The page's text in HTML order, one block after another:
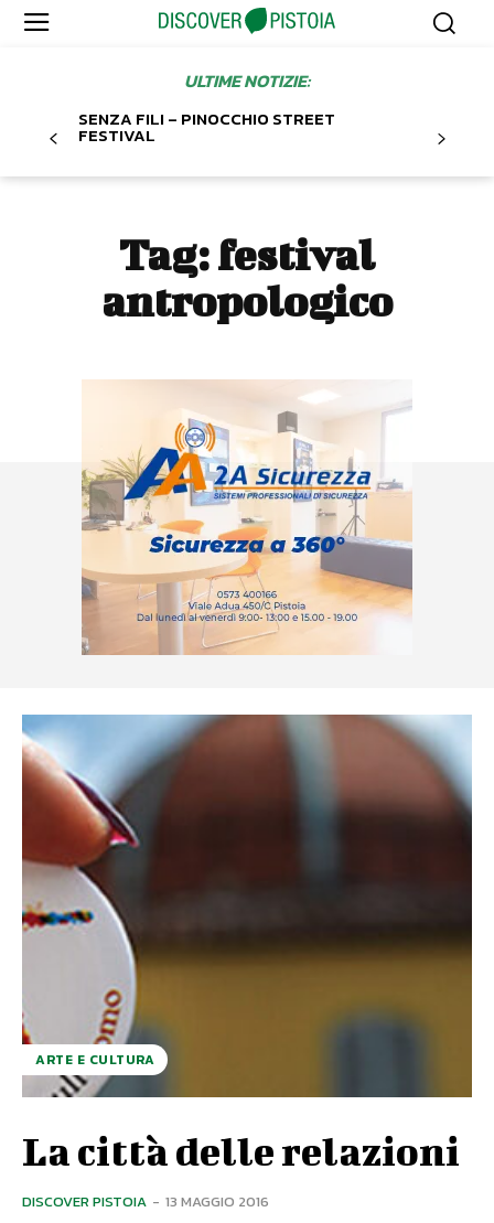
ULTIME NOTIZIE:
SENZA FILI – PINOCCHIO STREET
FESTIVAL
Tag:festival
antropologico
ARTE E CULTURA
La città delle relazioni
DISCOVER PISTOIA - 13 MAGGIO 2016